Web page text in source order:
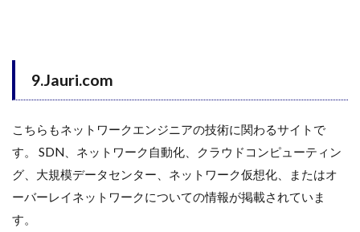
9.Jauri.com
こちらもネットワークエンジニアの技術に関わるサイトで
す。 SDN、ネットワーク自動化、クラウドコンピューティン
グ、大規模データセンター、ネットワーク仮想化、またはオ
ーバーレイネットワークについての情報が掲載されていま
す。